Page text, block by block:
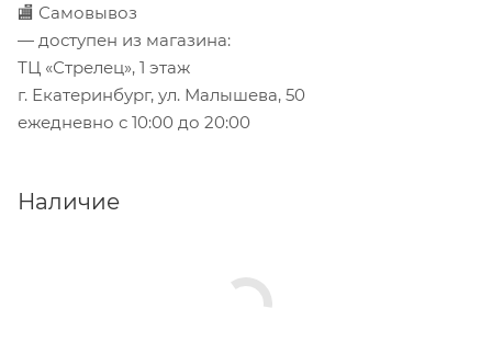
🏬 Самовывоз
— доступен из магазина:
ТЦ «Стрелец», 1 этаж
г. Екатеринбург, ул. Малышева, 50
ежедневно с 10:00 до 20:00
Наличие